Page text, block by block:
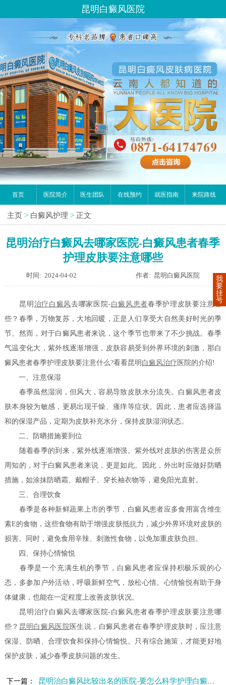
昆明白癜风医院
首页 医院简介 医生团队 在线预约 就医指南 来院路线
主页 > 白癜风护理 > 正文
昆明治疗白癜风去哪家医院-白癜风患者春季
护理皮肤要注意哪些
时间: 2024-04-02 作者: 昆明白癜风医院
昆明 治疗白癜风去哪家医院-白癜风患者春季护理皮肤要注意哪
些？春季，万物复苏，大地回暖，正是人们享受大自然美好时光的季
节。然而，对于白癜风患者来说，这个季节也带来了不少挑战。春季
气温变化大，紫外线逐渐增强，皮肤容易受到外界环境的刺激，那白
癜风患者春季护理皮肤要注意什么?看看昆明 白癜风治疗 医院的介绍!
一、注意保湿
春季虽然湿润，但风大，容易导致皮肤水分流失。白癜风患者皮
肤本身较为敏感，更易出现干燥、瘙痒等症状。因此，患者应选择温
和的保湿产品，定期为皮肤补充水分，保持皮肤湿润状态。
二、防晒措施要到位
随着春季的到来，紫外线逐渐增强。紫外线对皮肤的伤害是众所
周知的，对于白癜风患者来说，更是如此。因此，外出时应做好防晒
措施，如涂抹防晒霜、戴帽子、穿长袖衣物等，避免阳光直射。
三、合理饮食
春季是各种新鲜蔬果上市的季节，白癜风患者应多食用富含维生
素E的食物，这些食物有助于增强皮肤抵抗力，减少外界环境对皮肤的
损害。同时，避免食用辛辣、刺激性食物，以免加重皮肤负担。
四、保持心情愉悦
春季是一个充满生机的季节，白癜风患者应保持积极乐观的心
态，多参加户外活动，呼吸新鲜空气，放松心情。心情愉悦有助于身
体健康，也能在一定程度上改善皮肤状况。
昆明治疗白癜风去哪家医院-白癜风患者春季护理皮肤要注意哪
些？ 昆明白癜风医院 医生说，白癜风患者在春季护理皮肤时，应注意
保湿、防晒、合理饮食和保持心情愉悦。只有综合施策，才能更好地
保护皮肤，减少春季皮肤问题的发生。
下一篇： 昆明治白癜风比较出名的医院-要怎么科学护理白癜风呢
我
要
挂
号
请问你是有白斑、白癜风问题吗？